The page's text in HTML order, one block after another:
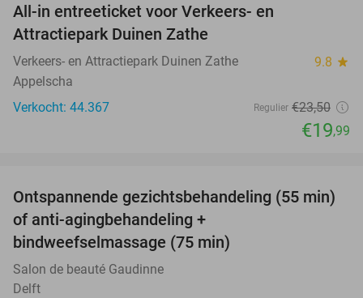
All-in entreeticket voor Verkeers- en
Attractiepark Duinen Zathe
Verkeers- en Attractiepark Duinen Zathe 9.8 star
Appelscha
Verkocht: 44.367
Regulier €23,50
€19,99
63%
Ontspannende gezichtsbehandeling (55 min)
of anti-agingbehandeling +
bindweefselmassage (75 min)
Salon de beauté Gaudinne
Delft